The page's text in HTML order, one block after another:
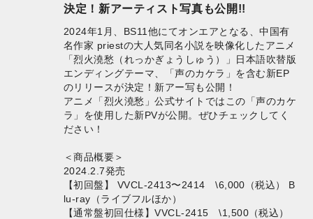
決定！新アーティスト写真も公開!!
2024年1月、BS11他にてオンエアとなる、中国有
名作家 priestの大人気同名小説を映像化したアニメ
「烈火澆愁（れっかぎょうしゅう）」日本語吹替版
エンディングテーマ、「声のカケラ」を含む新EP
のリリースが決定！新アー写も公開！
アニメ「烈火澆愁」公式サイトではこの「声のカケ
ラ」を使用した新PVが公開。ぜひチェックしてく
ださい！
＜商品概要＞
2024.2.7発売
【初回盤】 VVCL-2413〜2414 \6,000（税込） B
lu-ray（ライブフルほか）
【通常盤初回仕様】VVCL-2415 \1,500（税込）